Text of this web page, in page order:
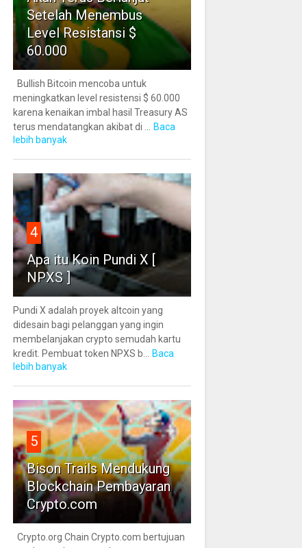
Setelah Menembus
Level Resistansi $
60.000
Bullish Bitcoin mencoba untuk
meningkatkan level resistensi $ 60.000
karena kenaikan imbal hasil Treasury AS
terus mendatangkan akibat di ...
Baca
lebih banyak
4
Apa itu Koin Pundi X [
NPXS ]
Pundi X adalah proyek altcoin yang
didesain bagi pelanggan yang ingin
membelanjakan crypto semudah kartu
kredit. Pembuat token NPXS b...
Baca
lebih banyak
5
Bison Trails Mendukung
Blockchain Pembayaran
Crypto.com
Crypto.org Chain Crypto.com bertujuan